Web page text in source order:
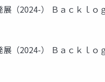
（2024-） Ｂａｃｋｌｏ
（2024-） Ｂａｃｋｌｏ